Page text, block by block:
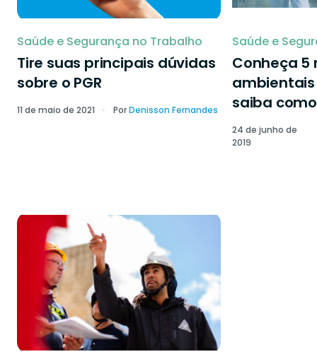
Saúde e Segurança no Trabalho
Tire suas principais dúvidas
sobre o PGR
11 de maio de 2021 PorDenisson Fernandes
Saúde e
Conheça 5
saiba
24 de junho de
2019